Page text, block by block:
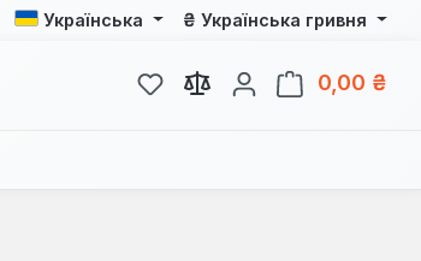
Українська ₴ Українська гривня
У вас є 0 у списку бажань
0,00 ₴